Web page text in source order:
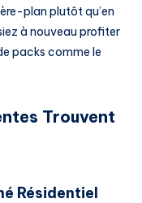
plan plutôt qu’en
à nouveau profiter
packs comme le
Trouvent
Résidentiel